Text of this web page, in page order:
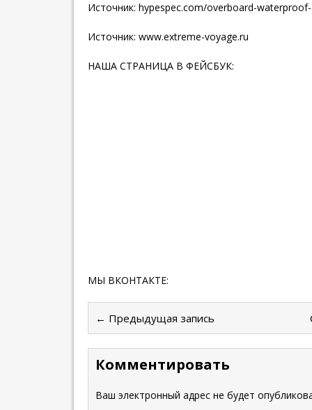
Источник: hypespec.com/overboard-
Источник: www.extreme-voyage.ru
НАША СТРАНИЦА В ФЕЙСБУК:
МЫ ВКОНТАКТЕ:
← Предыдущая запись
Комментировать
Ваш электронный адрес не будет